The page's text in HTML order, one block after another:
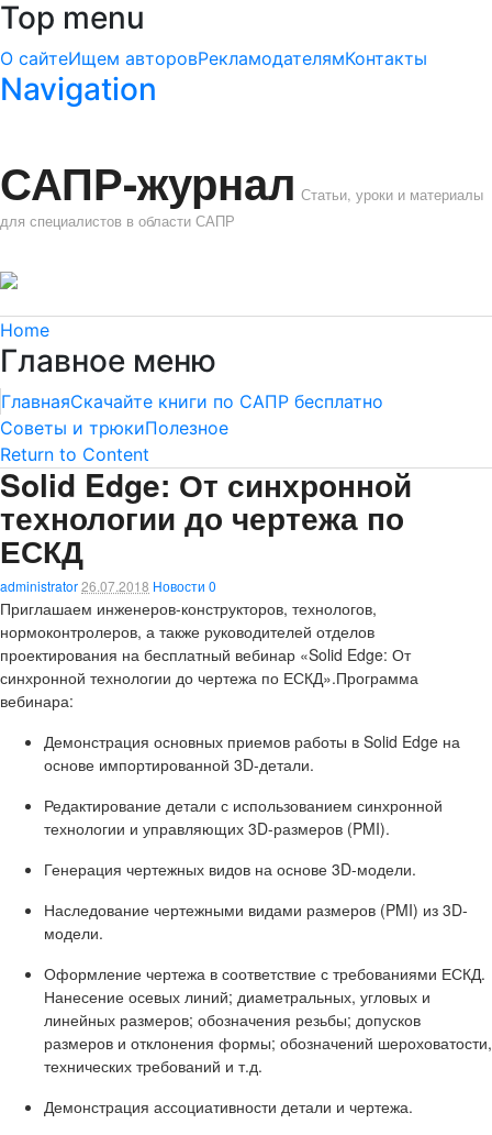
Top menu
О сайтеИщем авторовРекламодателямКонтакты
Navigation
САПР-журнал Статьи, уроки и материалы
для специалистов в области САПР
Home
Главное меню
ГлавнаяСкачайте книги по САПР бесплатно
Советы и трюкиПолезное
Return to Content
Solid Edge: От синхронной
технологии до чертежа по
ЕСКД
administrator26.07.2018 Новости 0
Приглашаем инженеров-конструкторов, технологов,
нормоконтролеров, а также руководителей отделов
проектирования на бесплатный вебинар «Solid Edge: От
синхронной технологии до чертежа по ЕСКД».Программа
вебинара:
Демонстрация основных приемов работы в Solid Edge на
основе импортированной 3D-детали.
Редактирование детали с использованием синхронной
технологии и управляющих 3D-размеров (PMI).
Генерация чертежных видов на основе 3D-модели.
Наследование чертежными видами размеров (PMI) из 3D-
модели.
Оформление чертежа в соответствие с требованиями ЕСКД.
Нанесение осевых линий; диаметральных, угловых и
линейных размеров; обозначения резьбы; допусков
размеров и отклонения формы; обозначений шероховатости,
технических требований и т.д.
Демонстрация ассоциативности детали и чертежа.